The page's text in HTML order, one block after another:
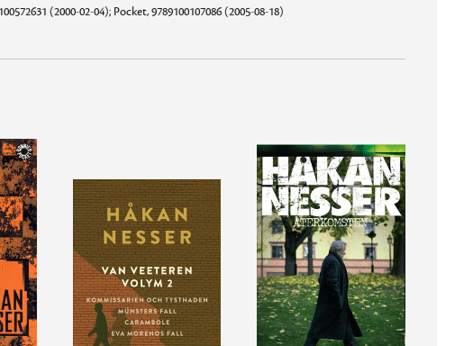
(2000-02-04); Pocket, 9789100107086 (2005-08-18)